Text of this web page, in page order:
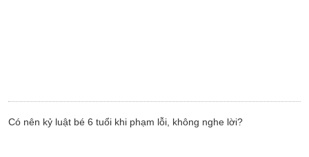
Có nên kỷ luật bé 6 tuổi khi phạm lỗi, không nghe lời?